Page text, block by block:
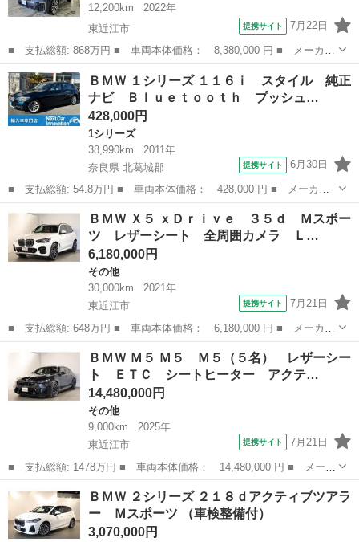
12,200km
2022年
東近江市
提携サイト 7月22日
■ 支払総額: 868万円 ■ 車両本体価格： 8,380,000 円 ■ メーカー
名： ＢＭＷ ■ 車種名： Ｘ７ ■ グレード名： Ｍ５０ｉ ■ 排
気量： 4400cc ■ ドア枚数： 5D ■ ミッション： AT8速...
滋賀 東近江市
ＢＭＷ １シリーズ １１６ｉ スタイル 純正
ナビ Ｂｌｕｅｔｏｏｔｈ プッシュ…
428,000円
1シリーズ
38,990km
2011年
奈良県 北葛城郡
提携サイト 6月30日
■ 支払総額: 54.8万円 ■ 車両本体価格： 428,000 円 ■ メーカー
名： ＢＭＷ ■ 車種名： １シリーズ ■ グレード名： １１６
ｉ スタイル 純正ナビ Ｂｌｕｅｔｏｏｔｈ プッシュスタート
ＣＤ＆ＤＶＤ再...
奈良 北葛城郡
ＢＭＷ Ｘ５ ｘＤｒｉｖｅ ３５ｄ Ｍスポー
ツ レザーシート 全周囲カメラ Ｌ…
6,180,000円
その他
30,000km
2021年
東近江市
提携サイト 7月21日
■ 支払総額: 648万円 ■ 車両本体価格： 6,180,000 円 ■ メーカー
名： ＢＭＷ ■ 車種名： Ｘ５ ■ グレード名： ｘＤｒｉｖｅ
３５ｄ Ｍスポーツ レザーシート 全周囲カメラ ＬＥＤヘッドラ
イト アク...
滋賀 東近江市
ＢＭＷ Ｍ５ Ｍ５ Ｍ５（５名） レザーシー
ト ＥＴＣ シートヒーター アクテ…
14,480,000円
その他
9,000km
2025年
東近江市
提携サイト 7月21日
■ 支払総額: 1478万円 ■ 車両本体価格： 14,480,000 円 ■ メーカ
ー名： ＢＭＷ ■ 車種名： Ｍ５ ■ グレード名： Ｍ５ Ｍ５
（５名） レザーシート ＥＴＣ シートヒーター アクティブクル
ーズコント...
滋賀 東近江市
ＢＭＷ ２シリーズ ２１８ｄアクティブツアラ
ー Ｍスポーツ （車検整備付）
3,070,000円